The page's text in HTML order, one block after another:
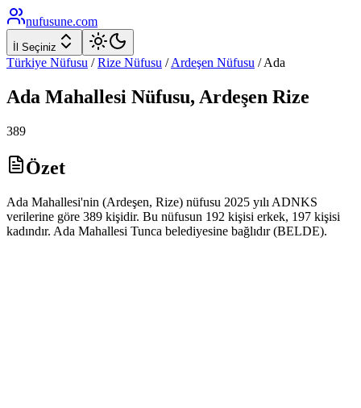
nufusune.com
İl Seçiniz
Türkiye Nüfusu / Rize Nüfusu / Ardeşen Nüfusu /Ada
Ada Mahallesi Nüfusu, Ardeşen Rize
389
Özet
Ada Mahallesi'nin (Ardeşen, Rize) nüfusu 2025 yılı ADNKS
verilerine göre 389 kişidir. Bu nüfusun 192 kişisi erkek, 197 kişisi
kadındır. Ada Mahallesi Tunca belediyesine bağlıdır (BELDE).